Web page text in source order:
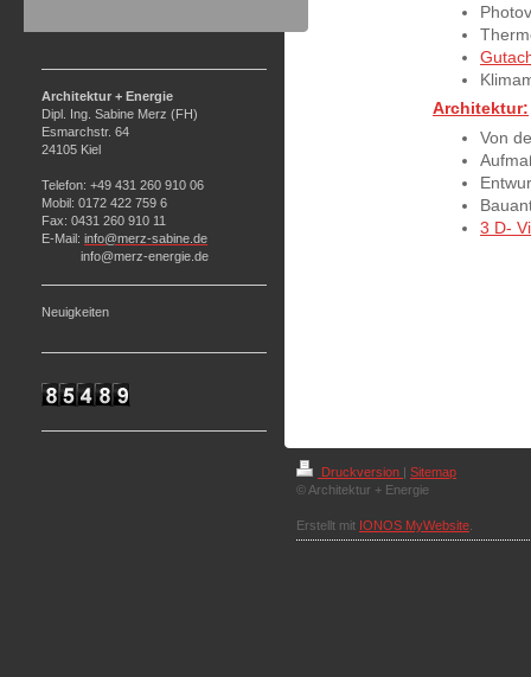
Architektur:
Von
3 D-
Architektur + Energie
Dipl. Ing. Sabine Merz (FH)
Esmarchstr. 64
24105 Kiel
Telefon: +49 431 260 910 06
Mobil: 0172 422 759 6
Fax: 0431 260 910 11
E-Mail: info@merz-sabine.de
info@merz-energie.de
Neuigkeiten
Druckversion | Sitemap
© Architektur + Energie
Erstellt mit IONOS MyWebsite